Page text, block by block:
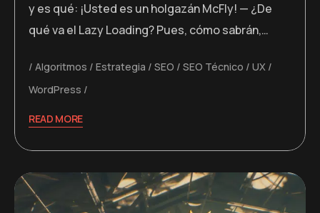
y es qué: ¡Usted es un holgazán McFly! — ¿De
qué va el Lazy Loading? Pues, cómo sabrán,…
Algoritmos Estrategia SEO SEO Técnico
UX
WordPress
READ MORE